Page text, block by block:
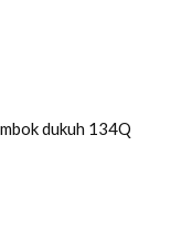
dukuh 134Q